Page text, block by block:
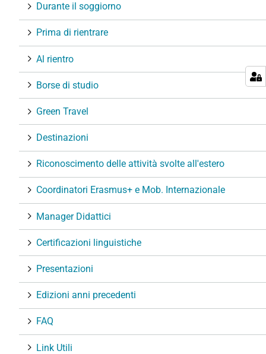
Durante il soggiorno
Prima di rientrare
Al rientro
Borse di studio
Green Travel
Destinazioni
Riconoscimento delle attività svolte all'estero
Coordinatori Erasmus+ e Mob. Internazionale
Manager Didattici
Certificazioni linguistiche
Presentazioni
Edizioni anni precedenti
FAQ
Link Utili